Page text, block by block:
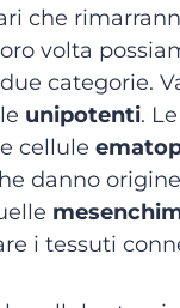
che
volta
categorie.
unipotenti.
cellule
danno
i tessuti